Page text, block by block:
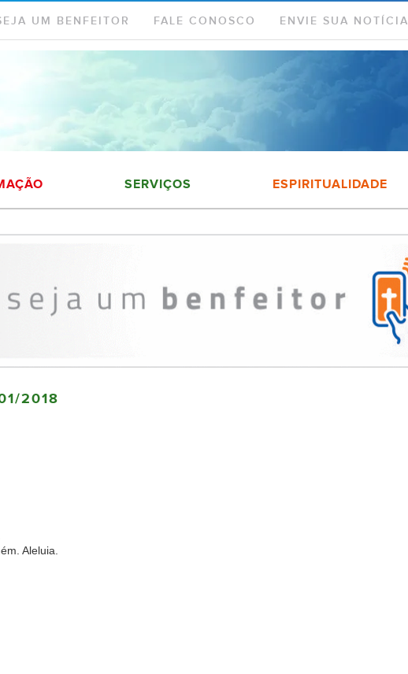
UM BENFEITOR FALE CONOSCO ENVIE SUA NOTÍCIA
SERVIÇOS ESPIRITUALIDADE
2018
Aleluia.